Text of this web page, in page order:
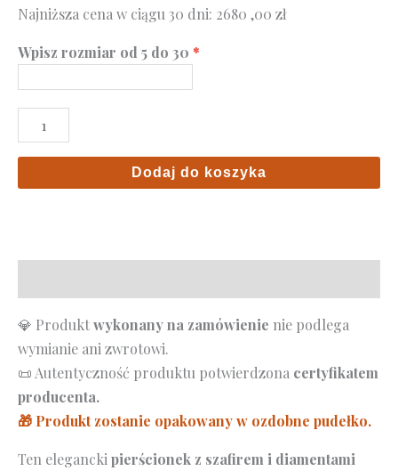
Najniższa cena w ciągu 30 dni: 2680 ,00 zł
Wpisz rozmiar od 5 do 30
ilość
Pierścionek
szafirem
diamentami
różowe
585
Dodaj do koszyka
💎 Produktwykonany na zamówienie nie podlega
wymianie ani zwrotowi.
📜 Autentyczność produktu potwierdzona certyfikatem
producenta.
🎁 Produkt zostanie opakowany w ozdobne pudełko.
Ten elegancki pierścionek z szafirem i diamentami